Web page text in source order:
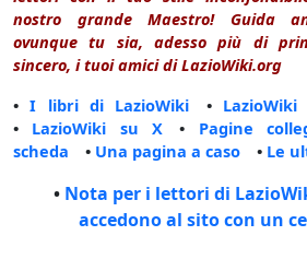
nostro grande Maestro! Guida
ovunque tu sia, adesso più di
sincero, i tuoi amici di LazioWiki.org
•I libri di LazioWiki •
• LazioWiki su X • Pagine
scheda • Una pagina a caso • Le
• Nota per i lettori di
accedono al sito con un